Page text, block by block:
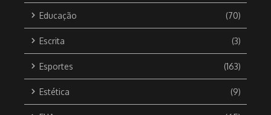
Educação (70)
Escrita (3)
Esportes (163)
Estética (9)